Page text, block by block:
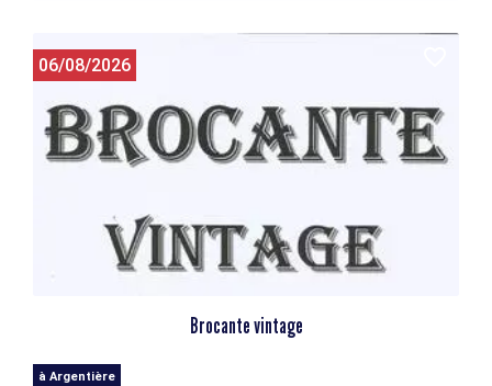
06/08/2026
Brocante vintage
à Argentière